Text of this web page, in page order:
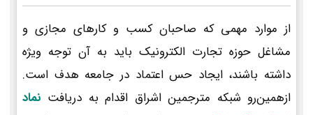
از موارد مهمی که صاحبان کسب و کارهای مجازی و
مشاغل حوزه تجارت الکترونیک باید به آن توجه ویژه
داشته باشند، ایجاد حس اعتماد در جامعه هدف است.
ازهمین‌رو شبکه مترجمین اشراق اقدام به دریافت نماد